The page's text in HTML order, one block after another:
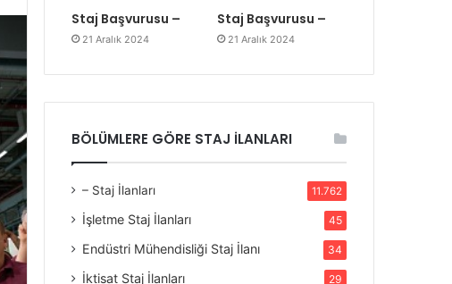
Staj Başvurusu –
21 Aralık 2024
Staj Başvurusu –
21 Aralık 2024
BÖLÜMLERE GÖRE STAJ İLANLARI
– Staj İlanları 11.762
İşletme Staj İlanları 45
Endüstri Mühendisliği Staj İlanı 34
İktisat Staj İlanları 29